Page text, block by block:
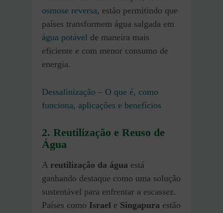
osmose reversa, estão permitindo que
países transformem água salgada em
água potável de maneira mais
eficiente e com menor consumo de
energia.
Dessalinização – O que é, como
funciona, aplicações e benefícios
2. Reutilização e Reuso de
Água
A reutilização da água está
ganhando destaque como uma solução
sustentável para enfrentar a escassez.
Países como Israel e Singapura estão